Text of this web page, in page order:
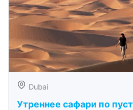
Dubai
Утреннее сафари по